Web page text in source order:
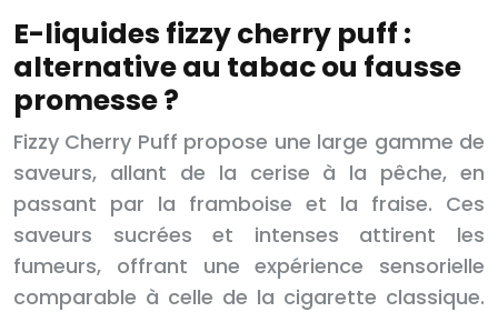
E-liquides fizzy cherry puff :
alternative au tabac ou fausse
promesse ?
Fizzy Cherry Puff propose une large gamme de
saveurs, allant de la cerise à la pêche, en
passant par la framboise et la fraise. Ces
saveurs sucrées et intenses attirent les
fumeurs, offrant une expérience sensorielle
comparable à celle de la cigarette classique.